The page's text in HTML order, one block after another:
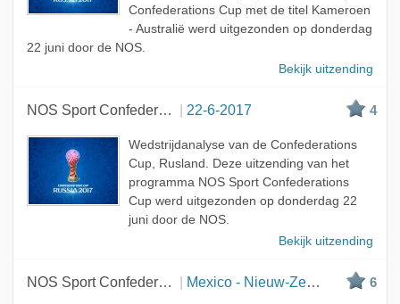
Confederations Cup met de titel Kameroen
- Australië werd uitgezonden op donderdag
22 juni door de NOS.
Bekijk uitzending
NOS Sport Confederations Cup 22-6-2017 4
Wedstrijdanalyse van de Confederations
Cup, Rusland. Deze uitzending van het
programma NOS Sport Confederations
Cup werd uitgezonden op donderdag 22
juni door de NOS.
Bekijk uitzending
NOS Sport Confederations Cup Mexico - Nieuw-Zeeland 6